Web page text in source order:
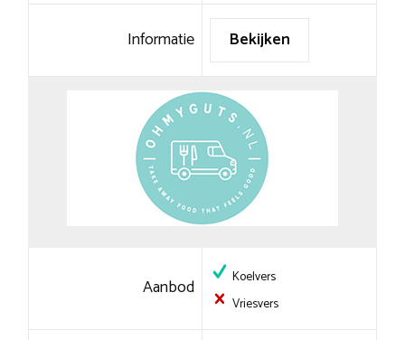
Informatie Bekijken
Aanbod
Koelvers
Vriesvers